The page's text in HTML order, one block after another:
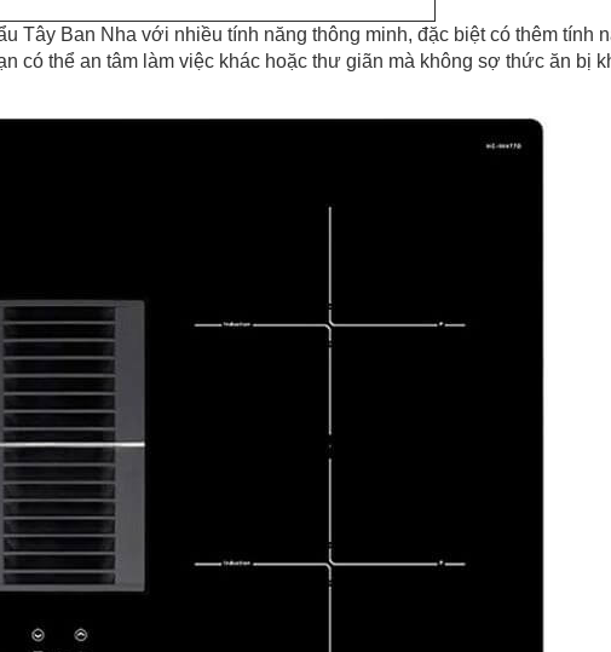
Tây Ban Nha với nhiều tính năng thông minh, đặc biệt có thêm tính
có thể an tâm làm việc khác hoặc thư giãn mà không sợ thức ăn bị